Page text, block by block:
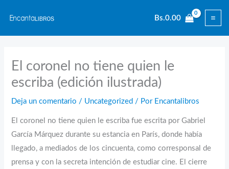
contenido
Bs.0.00
El coronel no tiene quien le
escriba (edición ilustrada)
Deja un comentario / Uncategorized / Por Encantalibros
El coronel no tiene quien le escriba fue escrita por Gabriel
García Márquez durante su estancia en París, donde había
llegado, a mediados de los cincuenta, como corresponsal de
prensa y con la secreta intención de estudiar cine. El cierre